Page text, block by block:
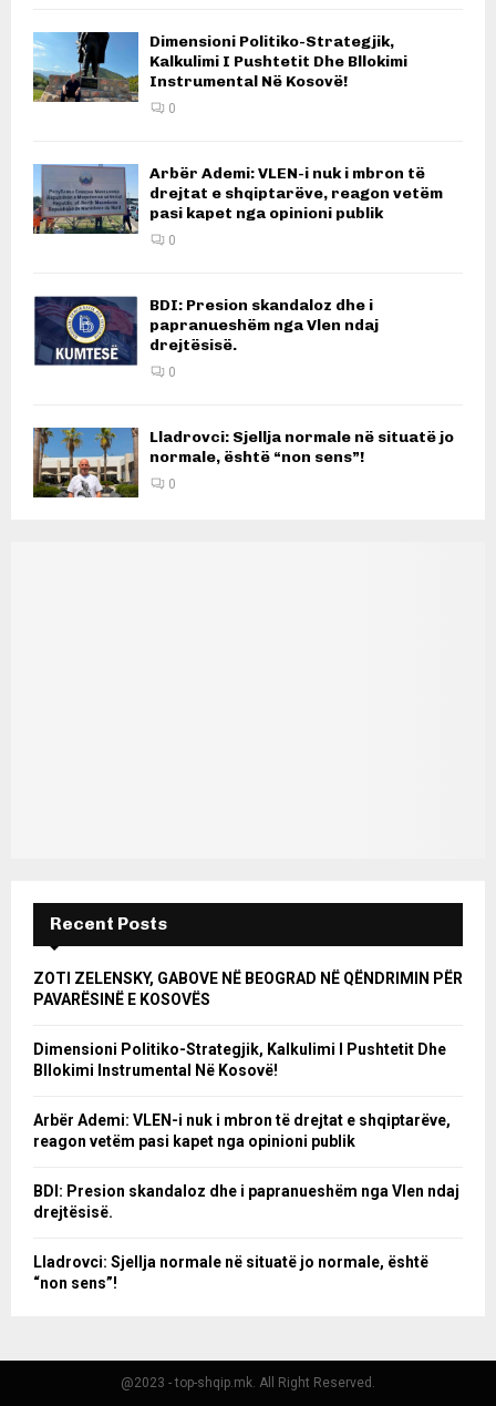
Dimensioni Politiko-Strategjik,
Kalkulimi I Pushtetit Dhe Bllokimi
Instrumental Në Kosovë!
0
Arbër Ademi: VLEN-i nuk i mbron të
drejtat e shqiptarëve, reagon vetëm
pasi kapet nga opinioni publik
0
BDI: Presion skandaloz dhe i
papranueshëm nga Vlen ndaj
drejtësisë.
0
Lladrovci: Sjellja normale në situatë jo
normale, është “non sens”!
0
Recent Posts
ZOTI ZELENSKY, GABOVE NË BEOGRAD NË QËNDRIMIN PËR
PAVARËSINË E KOSOVËS
Dimensioni Politiko-Strategjik, Kalkulimi I Pushtetit Dhe
Bllokimi Instrumental Në Kosovë!
Arbër Ademi: VLEN-i nuk i mbron të drejtat e shqiptarëve,
reagon vetëm pasi kapet nga opinioni publik
BDI: Presion skandaloz dhe i papranueshëm nga Vlen ndaj
drejtësisë.
Lladrovci: Sjellja normale në situatë jo normale, është
“non sens”!
@2023 - top-shqip.mk. All Right Reserved.